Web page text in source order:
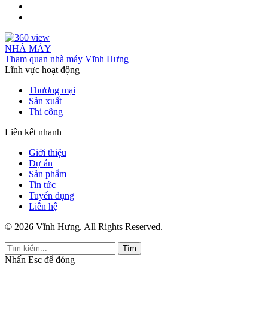
NHÀ MÁY
Tham quan nhà máy Vĩnh Hưng
Lĩnh vực hoạt động
Thương mại
Sản xuất
Thi công
Liên kết nhanh
Giới thiệu
Dự án
Sản phẩm
Tin tức
Tuyển dụng
Liên hệ
© 2026 Vĩnh Hưng. All Rights Reserved.
Tìm
Nhấn Esc để đóng